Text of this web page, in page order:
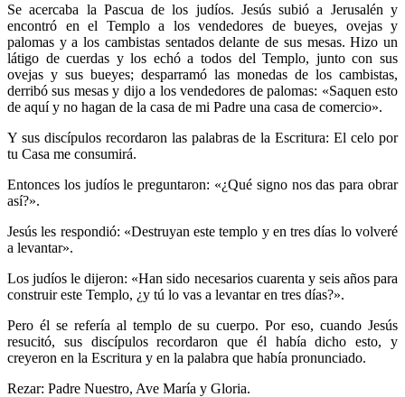
Se acercaba la Pascua de los judíos. Jesús subió a Jerusalén y
encontró en el Templo a los vendedores de bueyes, ovejas y
palomas y a los cambistas sentados delante de sus mesas. Hizo un
látigo de cuerdas y los echó a todos del Templo, junto con sus
ovejas y sus bueyes; desparramó las monedas de los cambistas,
derribó sus mesas y dijo a los vendedores de palomas: «Saquen esto
de aquí y no hagan de la casa de mi Padre una casa de comercio».
Y sus discípulos recordaron las palabras de la Escritura: El celo por
tu Casa me consumirá.
Entonces los judíos le preguntaron: «¿Qué signo nos das para obrar
así?».
Jesús les respondió: «Destruyan este templo y en tres días lo volveré
a levantar».
Los judíos le dijeron: «Han sido necesarios cuarenta y seis años para
construir este Templo, ¿y tú lo vas a levantar en tres días?».
Pero él se refería al templo de su cuerpo. Por eso, cuando Jesús
resucitó, sus discípulos recordaron que él había dicho esto, y
creyeron en la Escritura y en la palabra que había pronunciado.
Rezar: Padre Nuestro, Ave María y Gloria.